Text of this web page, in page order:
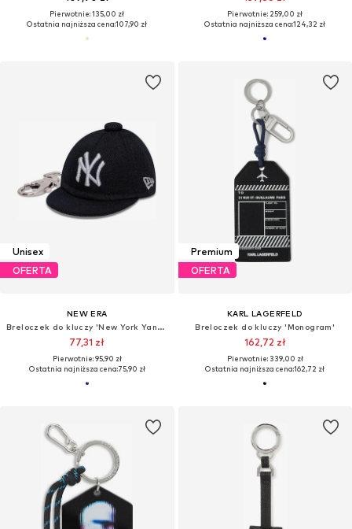
Pierwotnie: 135,00 zł
Ostatnia najniższa cena:107,90 zł
Pierwotnie: 259,00 zł
Ostatnia najniższa cena:124,32 zł
Unisex
OFERTA
NEW ERA
Breloczek do kluczy 'New York Yankees'
77,31 zł
Pierwotnie: 95,90 zł
Ostatnia najniższa cena:75,90 zł
Premium
OFERTA
KARL LAGERFELD
Breloczek do kluczy 'Monogram'
162,72 zł
Pierwotnie: 339,00 zł
Ostatnia najniższa cena:162,72 zł